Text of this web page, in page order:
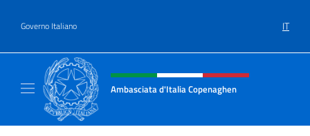
Governo Italiano IT
Intestazione sito, social e menù
Ambasciata d'Italia Copenaghen